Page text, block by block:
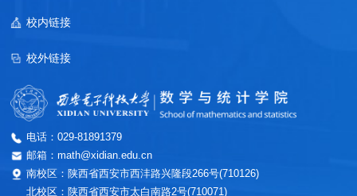
电话：029-81891379
邮箱：math@xidian.edu.cn
南校区：陕西省西安市西沣路兴隆段266号(710126)
北校区：陕西省西安市太白南路2号(710071)
校内链接
校外链接